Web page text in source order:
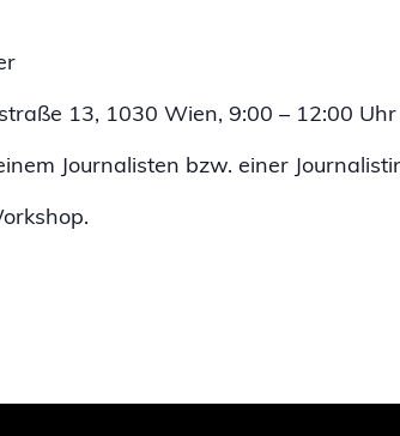
13, 1030 Wien, 9:00 – 12:00 Uhr
Journalisten bzw. einer